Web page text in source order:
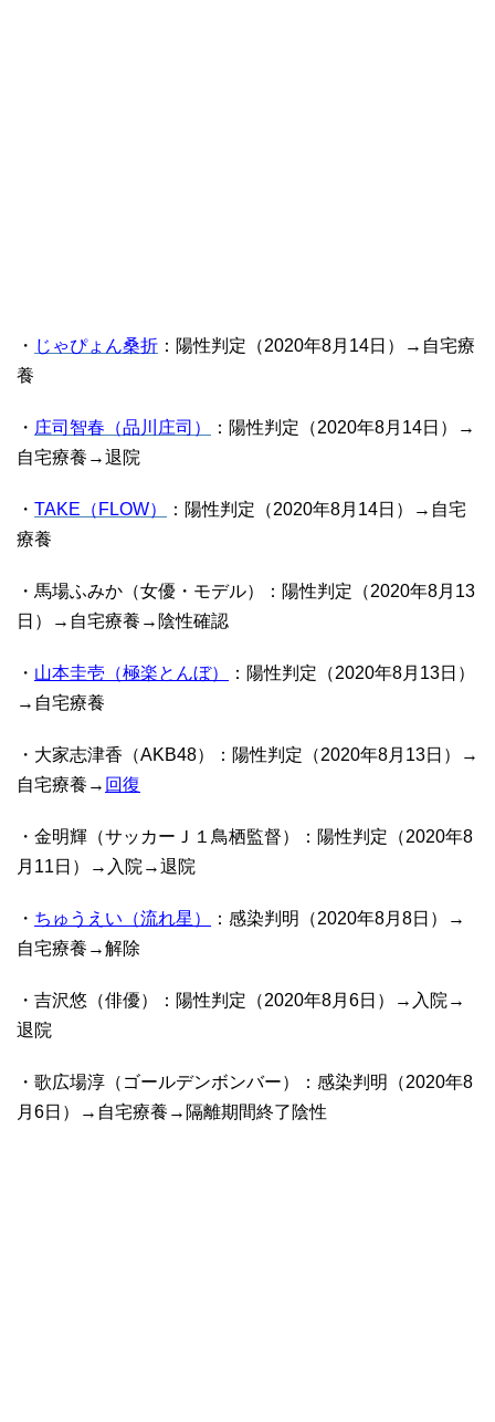
・ じゃぴょん桑折 ：陽性判定（2020年8月14日）→自宅療
養
・ 庄司智春（品川庄司）
：陽性判定（2020年8月14日）→
自宅療養→退院
・ TAKE（FLOW）
：陽性判定（2020年8月14日）→自宅
療養
・馬場ふみか（女優・モデル）：陽性判定（2020年8月13
日）→自宅療養→陰性確認
・ 山本圭壱（極楽とんぼ）
：陽性判定（2020年8月13日）
→自宅療養
・大家志津香（AKB48）：陽性判定（2020年8月13日）→
自宅療養→ 回復
・金明輝（サッカーＪ１鳥栖監督）：陽性判定（2020年8
月11日）→入院→退院
・ ちゅうえい（流れ星）
：感染判明（2020年8月8日）→
自宅療養→解除
・吉沢悠（俳優）：陽性判定（2020年8月6日）→入院→
退院
・歌広場淳（ゴールデンボンバー）：感染判明（2020年8
月6日）→自宅療養→隔離期間終了陰性